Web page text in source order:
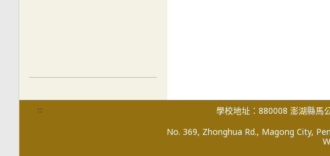
::: 學校地址：880008 澎湖縣馬
No. 369, Zhonghua Rd., Magong City,